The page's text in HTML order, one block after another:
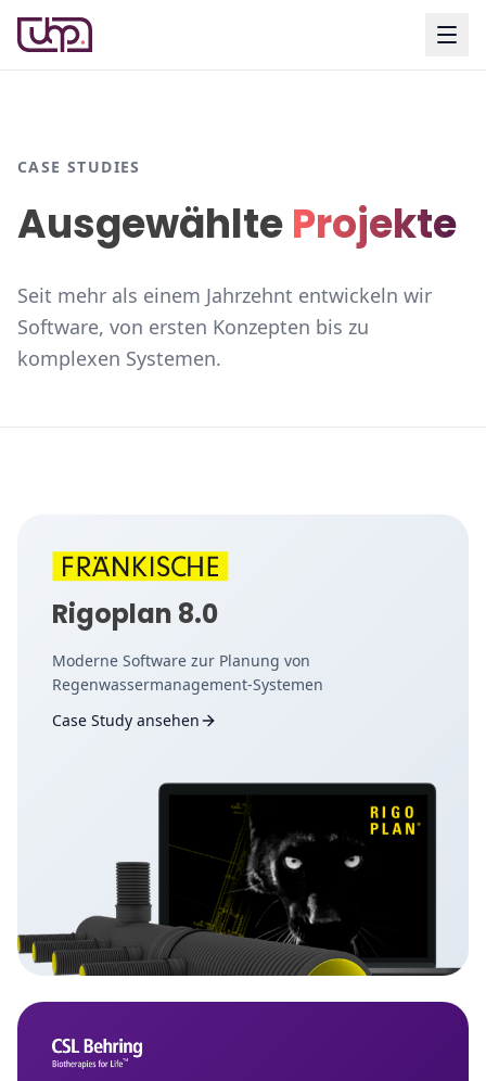
CASE STUDIES
AusgewählteProjekte
Seit mehr als einem Jahrzehnt entwickeln wir
Software, von ersten Konzepten bis zu
komplexen Systemen.
Rigoplan 8.0
Moderne Software zur Planung von
Regenwassermanagement-Systemen
Case Study ansehen